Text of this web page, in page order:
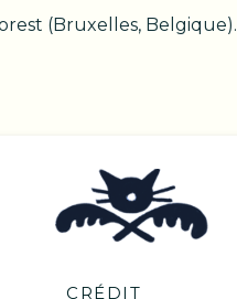
(Bruxelles, Belgique).
CRÉDIT